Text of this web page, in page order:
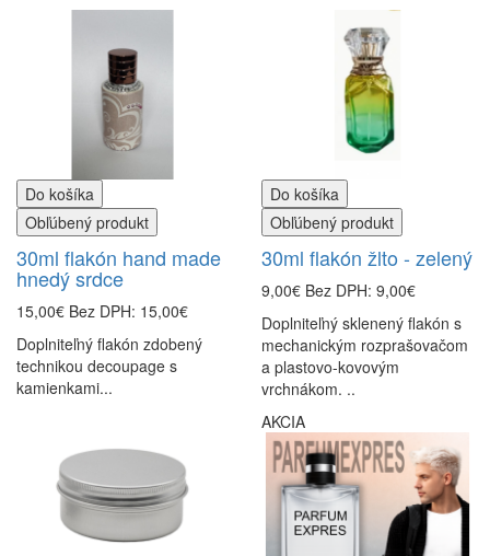
Do košíka
Obľúbený produkt
30ml flakón hand made
hnedý srdce
15,00€ Bez DPH: 15,00€
Doplniteľný flakón zdobený
technikou decoupage s
kamienkami...
Do košíka
Obľúbený produkt
30ml flakón žlto - zelený
9,00€ Bez DPH: 9,00€
Doplniteľný sklenený flakón s
mechanickým rozprašovačom
a plastovo-kovovým
vrchnákom. ..
AKCIA